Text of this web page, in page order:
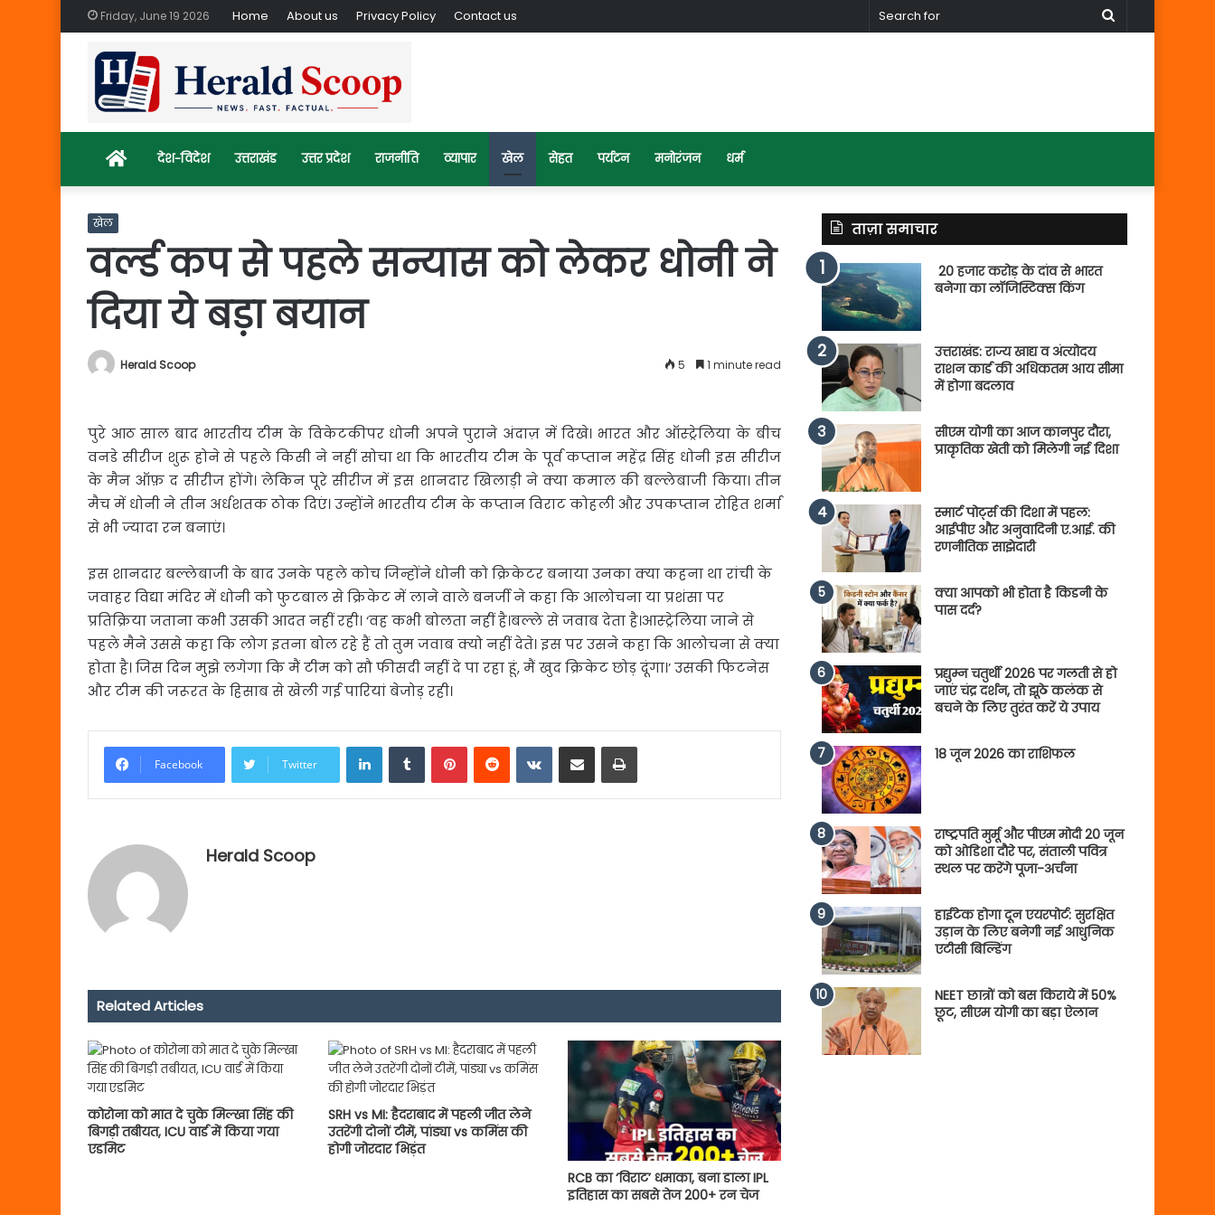
Friday, June 19 2026 Home About us Privacy Policy Contact us
Search
Homeदेश-विदेश उत्तराखंड उत्तर प्रदेश राजनीति व्यापार खेल सेहत पर्यटन मनोरंजन धर्म
खेल
वर्ल्ड कप से पहले सन्यास को लेकर धोनी ने
दिया ये बड़ा बयान
Herald Scoop 5 1 minute read
पुरे आठ साल बाद भारतीय टीम के विकेटकीपर धोनी अपनेपुराने अंदाज़ में दिखे। भारत और ऑस्ट्रेलिया के बीच
वनडे सीरीज शुरू होने से पहले किसी ने नहीं सोचा था कि भारतीय टीम के पूर्व कप्तान महेंद्र सिंह धोनी इस सीरीज
के मैन ऑफ़ द सीरीज होंगे। लेकिन पूरे सीरीज में इस शानदार खिलाड़ी ने क्या कमाल की बल्लेबाजी किया। तीन
मैच में धोनी ने तीन अर्धशतक ठोक दिएं। उन्होंने भारतीय टीम के कप्तान विराट कोहली और उपकप्तान रोहित शर्मा
से भी ज्यादा रन बनाएं।
इस शानदार बल्लेबाजी के बाद उनके पहले कोच जिन्होंने धोनी को क्रिकेटर बनाया उनका क्या कहना था रांची के
जवाहर विद्या मंदिर में धोनी को फुटबाल से क्रिकेट में लाने वाले बनर्जी ने कहा कि आलोचना या प्रशंसा पर
प्रतिक्रिया जताना कभी उसकी आदत नहीं रही। ‘वह कभी बोलता नहीं है।बल्ले से जवाब देता है।आस्ट्रेलिया जाने से
पहले मैने उससे कहा कि लोग इतना बोल रहे हैं तो तुम जवाब क्यो नहीं देते। इस पर उसने कहा कि आलोचना से क्या
होता है। जिस दिन मुझे लगेगा कि मैं टीम को सौ फीसदी नहीं दे पा रहा हूं, मैं खुद क्रिकेट छोड़ दूंगा।’ उसकी फिटनेस
और टीम की जरूरत के हिसाब से खेली गई पारियां बेजोड़ रही।
Facebook Twitter
LinkedInTumblrPinterestReddit VKontakte
Share via Email Print
Herald Scoop
Related Articles
कोरोना को मात दे चुके मिल्खा सिंह की
बिगड़ी तबीयत, ICU वार्ड में किया गया
एडमिट
SRH vs MI: हैदराबाद में पहली जीत लेने
उतरेंगी दोनों टीमें, पांड्या vs कमिंस की
होगी जोरदार भिड़ंत
RCB का ‘विराट’ धमाका, बना डाला IPL
इतिहास का सबसे तेज 200+ रन चेज
ताज़ा समाचार
20 हजार करोड़ के दांव से भारत
बनेगा का लॉजिस्टिक्स किंग
उत्तराखंड: राज्य खाद्य व अंत्योदय
राशन कार्ड की अधिकतम आय सीमा
में होगा बदलाव
सीएम योगी का आज कानपुर दौरा,
प्राकृतिक खेती को मिलेगी नई दिशा
स्मार्ट पोर्ट्स की दिशा में पहल:
आईपीए और अनुवादिनी ए.आई. की
रणनीतिक साझेदारी
क्या आपको भी होता है किडनी के
पास दर्द?
प्रद्युम्न चतुर्थी 2026 पर गलती से हो
जाएं चंद्र दर्शन, तो झूठे कलंक से
बचने के लिए तुरंत करें ये उपाय
18 जून 2026 का राशिफल
राष्ट्रपति मुर्मू और पीएम मोदी 20 जून
को ओडिशा दौरे पर, संताली पवित्र
स्थल पर करेंगे पूजा-अर्चना
हाईटेक होगा दून एयरपोर्ट: सुरक्षित
उड़ान के लिए बनेगी नई आधुनिक
एटीसी बिल्डिंग
NEET छात्रों को बस किराये में 50%
छूट, सीएम योगी का बड़ा ऐलान